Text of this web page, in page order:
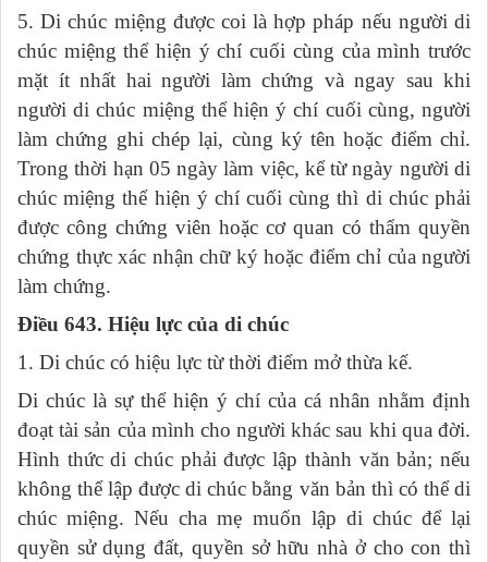
5. Di chúc miệng được coi là hợp pháp nếu người di
chúc miệng thể hiện ý chí cuối cùng của mình trước
mặt ít nhất hai người làm chứng và ngay sau khi
người di chúc miệng thể hiện ý chí cuối cùng, người
làm chứng ghi chép lại, cùng ký tên hoặc điểm chỉ.
Trong thời hạn 05 ngày làm việc, kể từ ngày người di
chúc miệng thể hiện ý chí cuối cùng thì di chúc phải
được công chứng viên hoặc cơ quan có thẩm quyền
chứng thực xác nhận chữ ký hoặc điểm chỉ của người
làm chứng.
Điều 643. Hiệu lực của di chúc
1. Di chúc có hiệu lực từ thời điểm mở thừa kế.
Di chúc là sự thể hiện ý chí của cá nhân nhằm định
đoạt tài sản của mình cho người khác sau khi qua đời.
Hình thức di chúc phải được lập thành văn bản; nếu
không thể lập được di chúc bằng văn bản thì có thể di
chúc miệng. Nếu cha mẹ muốn lập di chúc để lại
quyền sử dụng đất, quyền sở hữu nhà ở cho con thì